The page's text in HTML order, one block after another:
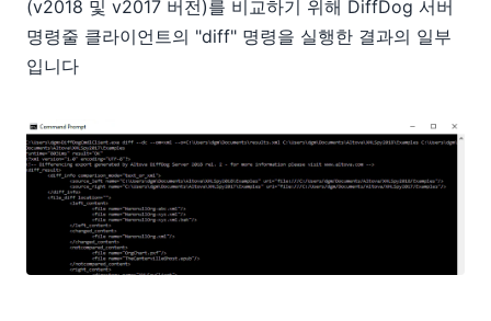
(v2018 및 v2017 버전)를 비교하기 위해 DiffDog 서버
명령줄 클라이언트의 "diff" 명령을 실행한 결과의 일부
입니다